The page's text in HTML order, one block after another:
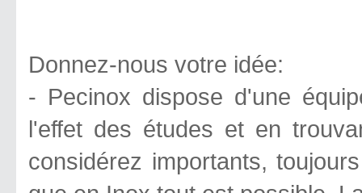
Donnez-nous votre idée:
- Pecinox dispose d'une
l'effet des études et en
considérez importants,